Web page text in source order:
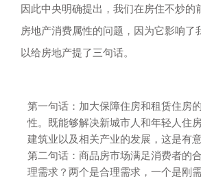
因此中央明确提出，我们在房住不炒的
房地产消费属性的问题，因为它影响了
以给房地产提了三句话。
第一句话：加大保障住房和租赁住房
性。既能够解决新城市人和年轻人住
建筑业以及相关产业的发展，这是有意
第二句话：商品房市场满足消费者的
理需求？两个是合理需求，一个是刚